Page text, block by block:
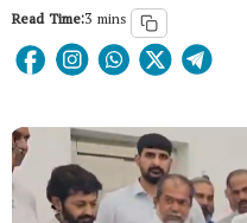
Read Time:3 mins